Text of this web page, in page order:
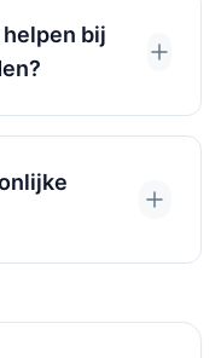
helpen bij